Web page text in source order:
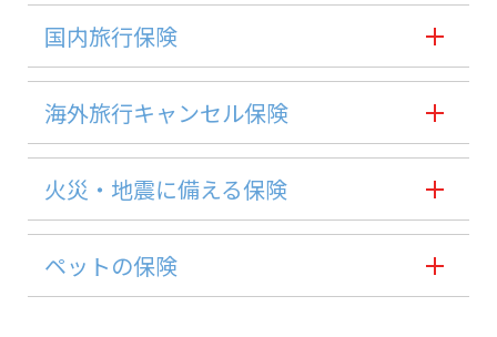
国内旅行保険
海外旅行キャンセル保険
火災・地震に備える保険
ペットの保険